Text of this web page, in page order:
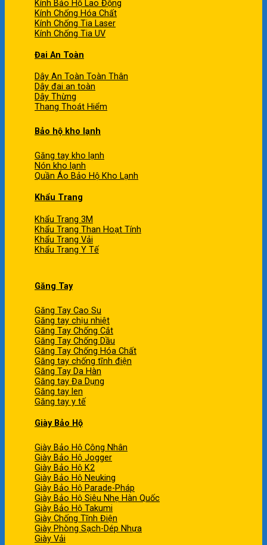
Kính Bảo Hộ Lao Động
Kính Chống Hóa Chất
Kính Chống Tia Laser
Kính Chống Tia UV
Đai An Toàn
Dây An Toàn Toàn Thân
Dây đai an toàn
Dây Thừng
Thang Thoát Hiểm
Bảo hộ kho lạnh
Găng tay kho lạnh
Nón kho lạnh
Quần Áo Bảo Hộ Kho Lạnh
Khẩu Trang
Khẩu Trang 3M
Khẩu Trang Than Hoạt Tính
Khẩu Trang Vải
Khẩu Trang Y Tế
Găng Tay
Găng Tay Cao Su
Găng tay chịu nhiệt
Găng Tay Chống Cắt
Găng Tay Chống Dầu
Găng Tay Chống Hóa Chất
Găng tay chống tĩnh điện
Găng Tay Da Hàn
Găng tay Đa Dụng
Găng tay len
Găng tay y tế
Giày Bảo Hộ
Giày Bảo Hộ Công Nhân
Giày Bảo Hộ Jogger
Giày Bảo Hộ K2
Giày Bảo Hộ Neuking
Giày Bảo Hộ Parade-Pháp
Giày Bảo Hộ Siêu Nhẹ Hàn Quốc
Giày Bảo Hộ Takumi
Giày Chống Tĩnh Điện
Giày Phòng Sạch-Dép Nhựa
Giày Vải